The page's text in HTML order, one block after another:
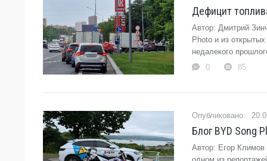
Дефицит
Автор: Дмитрий
Photo и из
недалекого
0
85
Блог BYD Song
Автор: Егор